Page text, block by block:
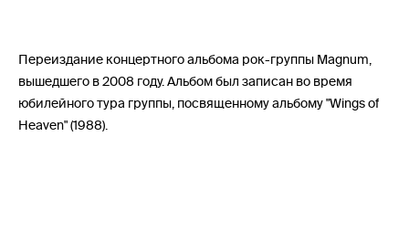
Переиздание концертного альбома рок-группы Magnum,
вышедшего в 2008 году. Альбом был записан во время
юбилейного тура группы, посвященному альбому "Wings of
Heaven" (1988).